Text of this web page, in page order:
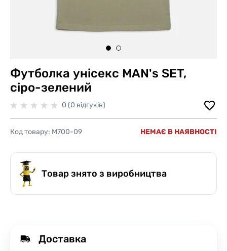
Футболка унісекс MAN's SET,
сіро-зелений
0 (0 відгуків)
Код товару: M700-09 НЕМАЄ В НАЯВНОСТІ
Товар знято з виробництва
Доставка